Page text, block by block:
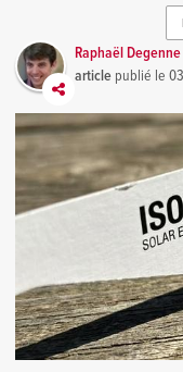
Raphaël Degenne
article publié le